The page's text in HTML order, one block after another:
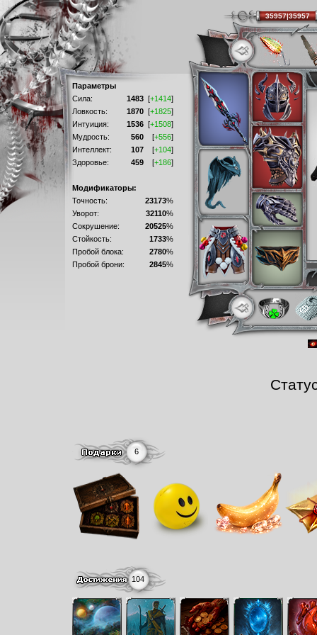
Параметры
Сила:
1483 [+1414]
Ловкость:
1870 [+1825]
Интуиция:
1536 [+1508]
Мудрость:
560 [+556]
Интеллект:
107 [+104]
Здоровье:
459 [+186]
Модификаторы:
Точность:
23173%
Уворот:
32110%
Сокрушение:
20525%
Стойкость:
1733%
Пробой блока:
2780%
Пробой брони:
2845%
6
104
35957|35957